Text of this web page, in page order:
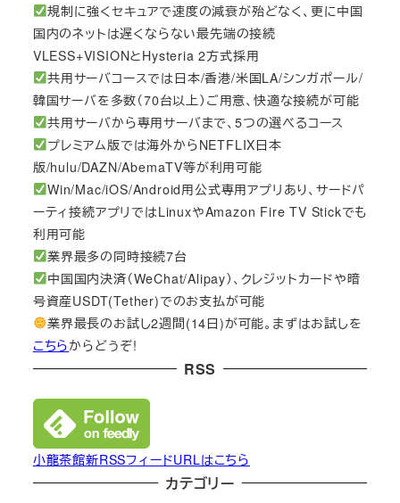
規制に強くセキュアで速度の減衰が殆どなく、更に中国
国内のネットは遅くならない最先端の接続
VLESS+VISIONとHysteria 2方式採用
共用サーバコースでは日本/香港/米国LA/シンガポール/
韓国サーバを多数（70台以上）ご用意、快適な接続が可能
共用サーバから専用サーバまで、5つの選べるコース
プレミアム版では海外からNETFLIX日本
版/hulu/DAZN/AbemaTV等が利用可能
Win/Mac/iOS/Android用公式専用アプリあり、サードパ
ーティ接続アプリではLinuxやAmazon Fire TV Stickでも
利用可能
業界最多の同時接続7台
中国国内決済（WeChat/Alipay）、クレジットカードや暗
号資産USDT(Tether)でのお支払が可能
業界最長のお試し2週間(14日)が可能。まずはお試しを
こちらからどうぞ!
RSS
小龍茶館新RSSフィードURLはこちら
カテゴリー